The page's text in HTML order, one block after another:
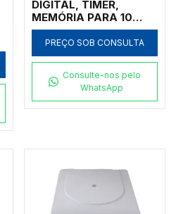
DIGITAL, TIMER,
MEMÓRIA PARA 10
PROGRAMAS,
OPCIONALMENTE
PODERÁ VIR EQUIPADA
ÂNGULO FIXO OU
HORIZONTAIS PARA 48
X 0,5ML, 48 X 1,5ML,
MICROPLACAS DE 48
POÇOS - MODELO
H1650
PREÇO SOB CONSULTA
Consulte-nos pelo
WhatsApp